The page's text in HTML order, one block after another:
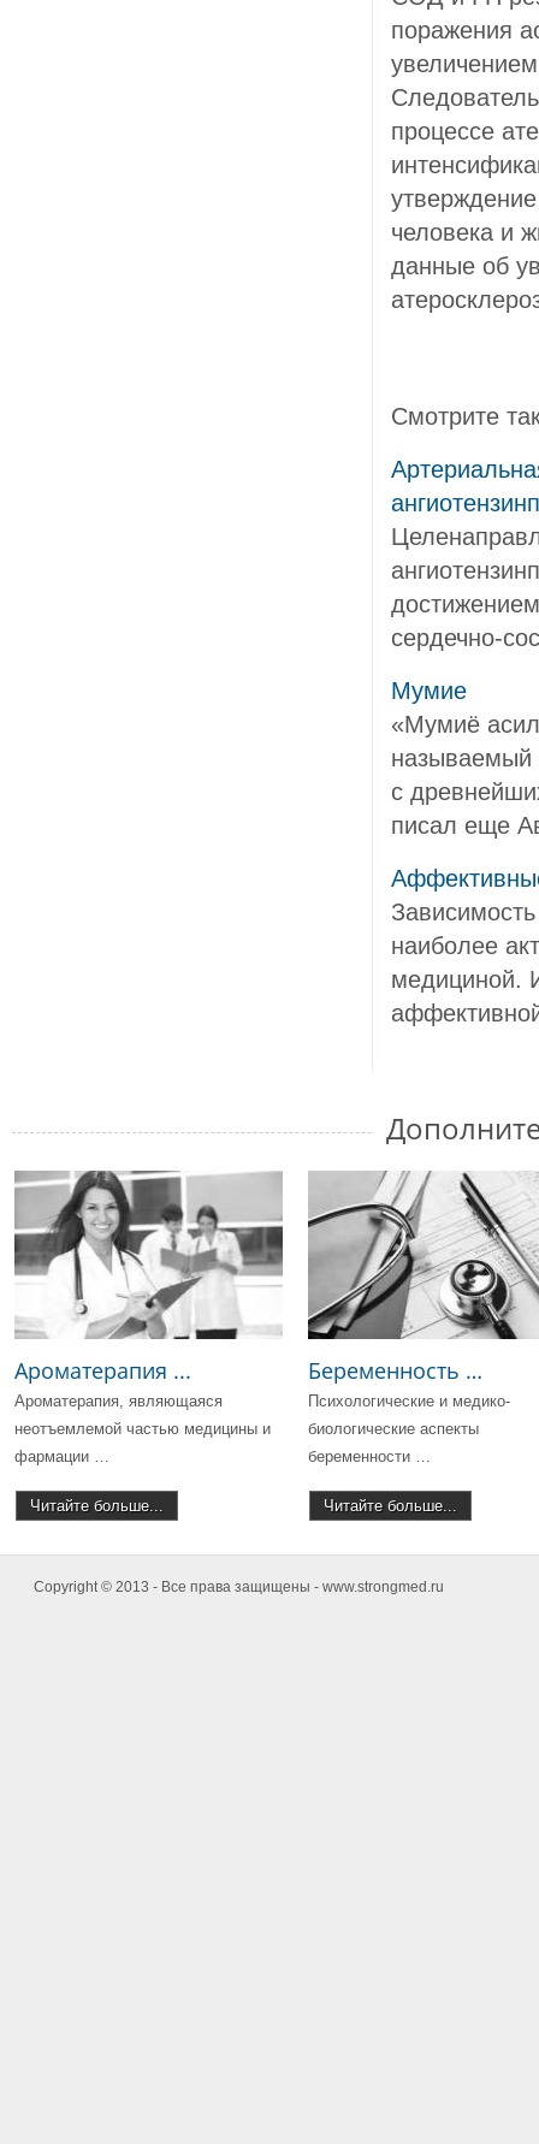
поражения
процессе
человека и
данные об
Смотрите
сердечно-
Мумие
«Мумиё
называемый
с
писал еще
наиболее
медициной.
Ароматерапия ...
Ароматерапия, являющаяся
неотъемлемой частью медицины и
фармации …
Читайте больше...
Беременность …
Психологические и медико-
биологические аспекты
беременности …
Читайте больше...
Copyright © 2013 - Все права защищены - www.strongmed.ru